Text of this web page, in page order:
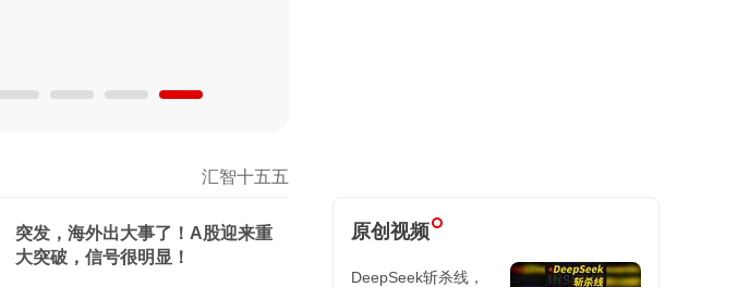
汇智十五五
突发，海外出大事了！A股迎来重
大突破，信号很明显！
原创视频
DeepSeek斩杀线，